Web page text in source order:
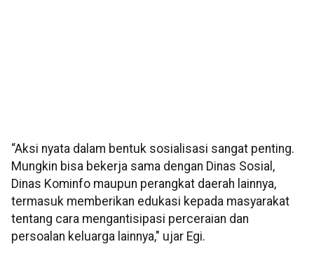
“Aksi nyata dalam bentuk sosialisasi sangat penting.
Mungkin bisa bekerja sama dengan Dinas Sosial,
Dinas Kominfo maupun perangkat daerah lainnya,
termasuk memberikan edukasi kepada masyarakat
tentang cara mengantisipasi perceraian dan
persoalan keluarga lainnya," ujar Egi.